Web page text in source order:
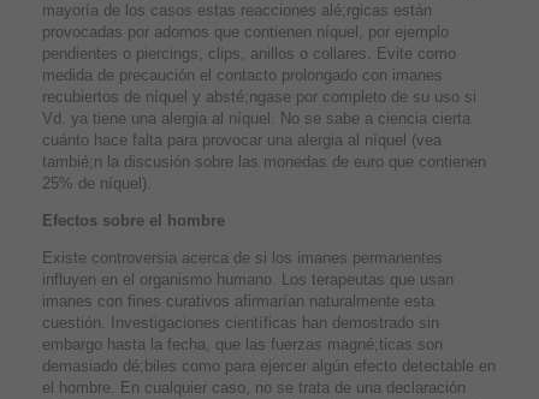
mayoría de los casos estas reacciones alé;rgicas están
provocadas por adornos que contienen níquel, por ejemplo
pendientes o piercings, clips, anillos o collares. Evite como
medida de precaución el contacto prolongado con imanes
recubiertos de níquel y absté;ngase por completo de su uso si
Vd. ya tiene una alergia al níquel. No se sabe a ciencia cierta
cuánto hace falta para provocar una alergia al níquel (vea
tambié;n la discusión sobre las monedas de euro que contienen
25% de níquel).
Efectos sobre el hombre
Existe controversia acerca de si los imanes permanentes
influyen en el organismo humano. Los terapeutas que usan
imanes con fines curativos afirmarían naturalmente esta
cuestión. Investigaciones científicas han demostrado sin
embargo hasta la fecha, que las fuerzas magné;ticas son
demasiado dé;biles como para ejercer algún efecto detectable en
el hombre. En cualquier caso, no se trata de una declaración